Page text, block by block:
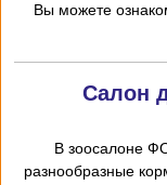
Вы можете
Салон
В зоосалоне
разнообразные